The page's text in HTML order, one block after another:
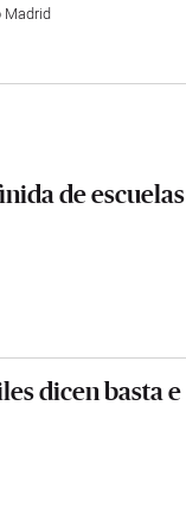
Madrid
de escuelas
dicen basta e